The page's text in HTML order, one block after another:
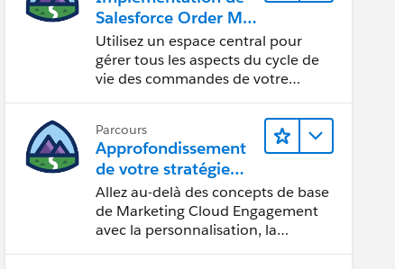
Salesforce Order Ma
nagement avec un
magasin
B2B Commerce,
B2C Commerce ou
B2B2C Commerce
Utilisez un espace central pour
gérer tous les aspects du cycle de
vie des commandes de votre
Parcours
Approfondissement
de votre stratégie
marketing
Allez au-delà des concepts de base
de Marketing Cloud Engagement
avec la personnalisation, la